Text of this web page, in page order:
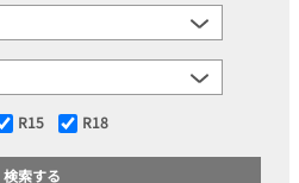
R15 R18